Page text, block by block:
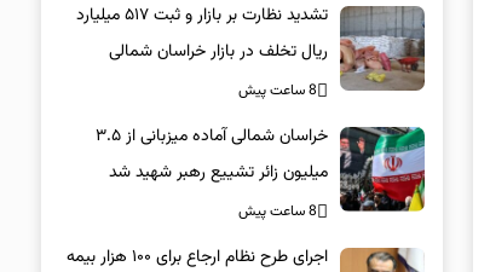
تشدید نظارت بر بازار و ثبت ۵۱۷ میلیارد
ریال تخلف در بازار خراسان شمالی
8 ساعت پیش
خراسان شمالی آماده میزبانی از ۳.۵
میلیون زائر تشییع رهبر شهید شد
8 ساعت پیش
اجرای طرح نظام ارجاع برای ۱۰۰ هزار بیمه